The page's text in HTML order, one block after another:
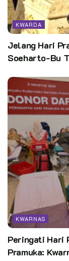
Kata Kunci:
KWARDA
Jelang Hari
Soeharto-Bu
KWARNAS
Peringati Hari
Pramuka: